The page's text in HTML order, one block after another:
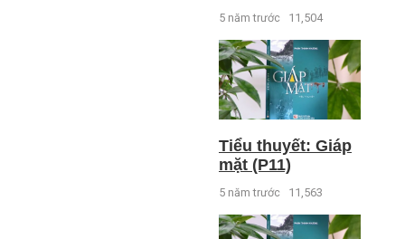
5 năm trước 11,504
Tiểu thuyết: Giáp
mặt (P11)
5 năm trước 11,563